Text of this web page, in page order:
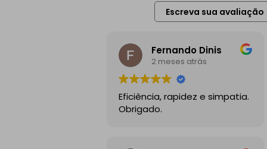
Escreva sua avaliação
Fernando Dinis
2 meses atrás
Eficiência, rapidez e simpatia.
Obrigado.